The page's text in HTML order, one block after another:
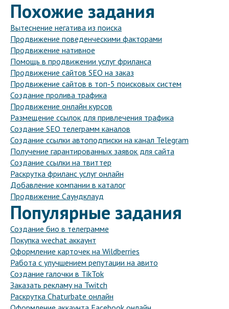
Похожие задания
Вытеснение негатива из поиска
Продвижение поведенческими факторами
Продвижение нативное
Помощь в продвижении услуг фриланса
Продвижение сайтов SEO на заказ
Продвижение сайтов в топ-5 поисковых систем
Создание пролива трафика
Продвижение онлайн курсов
Размещение ссылок для привлечения трафика
Создание SEO телеграмм каналов
Создание ссылки автоподписки на канал Telegram
Получение гарантированных заявок для сайта
Создание ссылки на твиттер
Раскрутка фриланс услуг онлайн
Добавление компании в каталог
Продвижение Саундклауд
Популярные задания
Создание био в телеграмме
Покупка wechat аккаунт
Оформление карточек на Wildberries
Работа с улучшением репутации на авито
Создание галочки в TikTok
Заказать рекламу на Twitch
Раскрутка Chaturbate онлайн